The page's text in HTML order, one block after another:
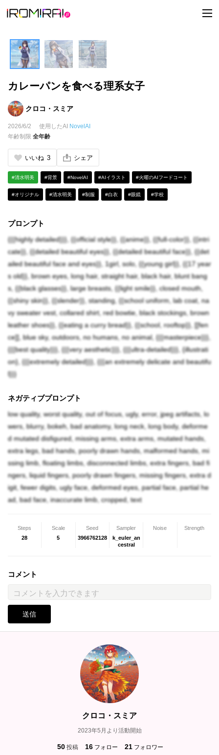
t
o
カレーパンを食べる理系女子
クロコ・スミア
2026/6/2 使用したAI NovelAI
年齢制限 全年齢
いいね 3 シェア
#清水明美 #背景 #NovelAI #AIイラスト #火曜のAIフードコート
#オリジナル #清水明美 #制服 #白衣 #眼鏡 #学校
プロンプト
{{{highly detailed}}}, {{official style}}, {{anime}}, {{full-color}}, {{intri
cate}}, {{detailed beautiful eyes}}, {{detailed beautiful face}}, {{det
ailed beautiful face and eyes}}, 1girl, solo, {{young girl}}, {{17 year
s old}}, brown eyes, long hair, straight hair, black hair, blunt bang
s, {{black glasses}}, large breasts, {{light smile}}, closed mouth,
{{shiny skin}}, {{slender}}, standing, {{school uniform, lab coat, na
vy sweater vest, collared shirt, red bowtie, black stockings, brown
leather shoes}}, {{eating a curry bread}}, {{school, rooftop}}, [[fen
ce]], blue sky, outdoors, no humans, no animal, {{{masterpiece}}},
{{{best quality}}}, {{{very aesthetic}}}, {{{ultra-detailed}}}, {illustrati
on}, {{{extremely detailed}}}, {{{an extremely delicate and beautifu
l}}}
ネガティブプロンプト
low quality, worst quality, out of focus, ugly, error, jpeg artifacts, lo
wers, blurry, bokeh, bad anatomy, long neck, long body, deforme
d mutated disfigured, missing arms, extra arms, mutated hands,
extra legs, bad hands, poorly drawn hands, malformed hands, mi
ssing limb, floating limbs, disconnected limbs, extra fingers, bad fi
ngers, liquid fingers, poorly drawn fingers, missing fingers, extra d
igit, fewer digits, ugly face, deformed eyes, partial face, partial he
ad, bad face, inaccurate limb, cropped, text
Steps
28
Scale
5
Seed
3966762128
Sampler
k_euler_an
cestral
Noise Strength
コメント
送信
クロコ・スミア
2023年5月より活動開始
50 投稿 16 フォロー 21 フォロワー